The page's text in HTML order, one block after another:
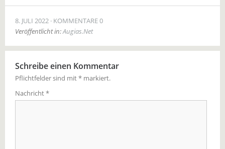
8. JULI 2022 KOMMENTARE 0
Veröffentlicht in:Augias.Net
Schreibe einen Kommentar
Pflichtfelder sind mit* markiert.
Nachricht*